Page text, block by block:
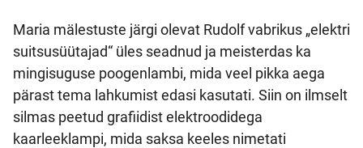
Maria mälestuste järgi olevat Rudolf vabrikus „elektri
suitsusüütajad“ üles seadnud ja meisterdas ka
mingisuguse poogenlambi, mida veel pikka aega
pärast tema lahkumist edasi kasutati. Siin on ilmselt
silmas peetud grafiidist elektroodidega
kaarleeklampi, mida saksa keeles nimetati